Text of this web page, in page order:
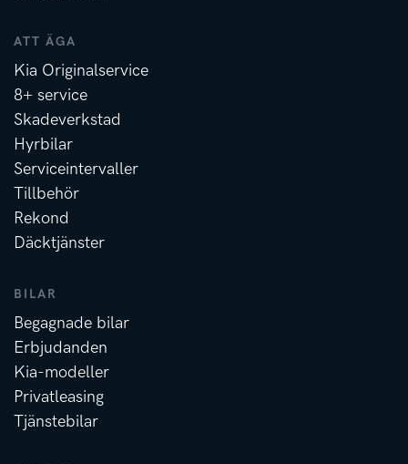
ATT ÄGA
Kia Originalservice
8+ service
Skadeverkstad
Hyrbilar
Serviceintervaller
Tillbehör
Rekond
Däcktjänster
BILAR
Begagnade bilar
Erbjudanden
Kia-modeller
Privatleasing
Tjänstebilar